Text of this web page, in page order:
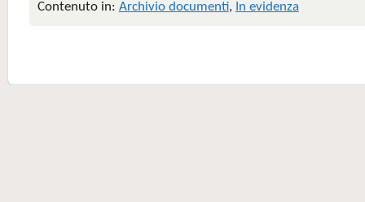
Contenuto in: Archivio documenti, In evidenza